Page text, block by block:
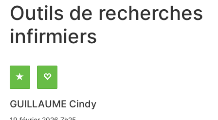
Outils de recherches
infirmiers
GUILLAUME Cindy